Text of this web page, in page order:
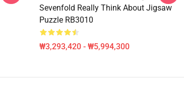
Sevenfold Really Think About Jigsaw
Puzzle RB3010
₩3,293,420 - ₩5,994,300